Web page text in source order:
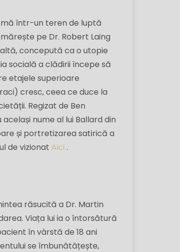
într-un teren de luptă
pe Dr. Robert Laing
concepută ca o utopie
socială a clădirii începe să
etajele superioare
cresc, ceea ce duce la
Regizat de Ben
nume al lui Ballard din
și portretizarea satirică a
de vizionat Aici .
răsucită a Dr. Martin
Viața lui ia o întorsătură
în vârstă de 18 ani
se îmbunătățește,